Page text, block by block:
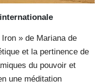
internationale
» de Mariana de
et la pertinence de
du pouvoir et
une méditation